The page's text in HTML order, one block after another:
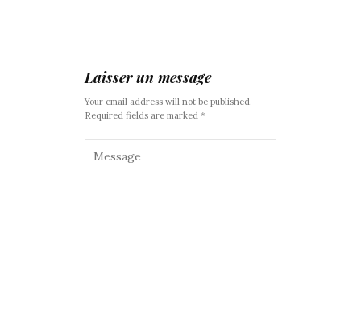
Laisser un message
Your email address will not be published.
Required fields are marked *